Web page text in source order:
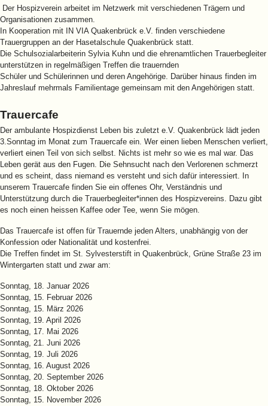
Der Hospizverein arbeitet im Netzwerk mit verschiedenen Trägern und
Organisationen zusammen.
In Kooperation mit IN VIA Quakenbrück e.V. finden verschiedene
Trauergruppen an der Hasetalschule Quakenbrück statt.
Die Schulsozialarbeiterin Sylvia Kuhn und die ehrenamtlichen Trauerbegleiter
unterstützen in regelmäßigen Treffen die trauernden
Schüler und Schülerinnen und deren Angehörige. Darüber hinaus finden im
Jahreslauf mehrmals Familientage gemeinsam mit den Angehörigen statt.
Trauercafe
Der ambulante Hospizdienst Leben bis zuletzt e.V. Quakenbrück lädt jeden
3.Sonntag im Monat zum Trauercafe ein. Wer einen lieben Menschen verliert,
verliert einen Teil von sich selbst. Nichts ist mehr so wie es mal war. Das
Leben gerät aus den Fugen. Die Sehnsucht nach den Verlorenen schmerzt
und es scheint, dass niemand es versteht und sich dafür interessiert. In
unserem Trauercafe finden Sie ein offenes Ohr, Verständnis und
Unterstützung durch die Trauerbegleiter*innen des Hospizvereins. Dazu gibt
es noch einen heissen Kaffee oder Tee, wenn Sie mögen.
Das Trauercafe ist offen für Trauernde jeden Alters, unabhängig von der
Konfession oder Nationalität und kostenfrei.
Die Treffen findet im St. Sylvesterstift in Quakenbrück, Grüne Straße 23 im
Wintergarten statt und zwar am:
Sonntag, 18. Januar 2026
Sonntag, 15. Februar 2026
Sonntag, 15. März 2026
Sonntag, 19. April 2026
Sonntag, 17. Mai 2026
Sonntag, 21. Juni 2026
Sonntag, 19. Juli 2026
Sonntag, 16. August 2026
Sonntag, 20. September 2026
Sonntag, 18. Oktober 2026
Sonntag, 15. November 2026